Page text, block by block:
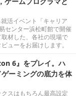
活イベント「キャリア
センター浜松町館で開催
材した、各社の現場で
ューをお届けします。
6』をプレイ。ハ
ーミングの底力を体
スはもちろん最高設定